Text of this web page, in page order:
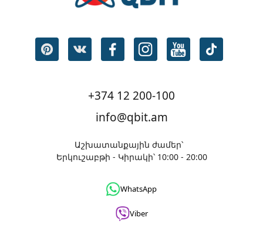
+374 12 200-100
info@qbit.am
Աշխատանքային ժամեր՝
Երկուշաբթի - Կիրակի՝ 10:00 - 20:00
WhatsApp
Viber